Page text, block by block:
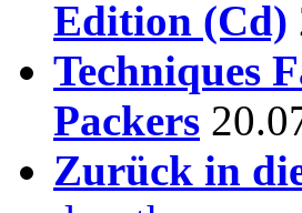
Edition (Cd)
Techniques
Packers
Zurück in